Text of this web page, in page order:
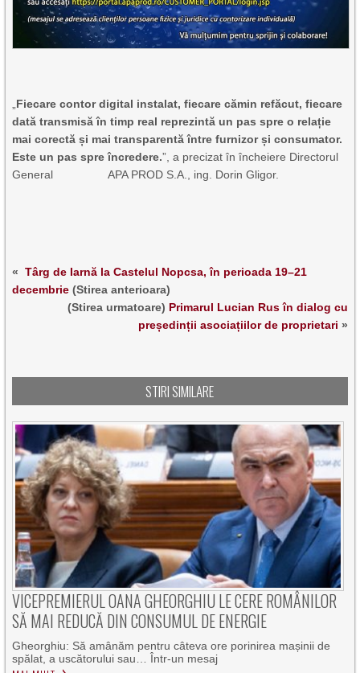
„Fiecare contor digital instalat, fiecare cămin refăcut, fiecare
dată transmisă în timp real reprezintă un pas spre o relație
mai corectă și mai transparentă între furnizor și consumator.
Este un pas spre încredere.”, a precizat în încheiere Directorul
General APA PROD S.A., ing. Dorin Gligor.
« Târg de Iarnă la Castelul Nopcsa, în perioada 19–21
decembrie (Stirea anterioara)
(Stirea urmatoare) Primarul Lucian Rus în dialog cu
președinții asociațiilor de proprietari »
STIRI SIMILARE
VICEPREMIERUL OANA GHEORGHIU LE CERE ROMÂNILOR
SĂ MAI REDUCĂ DIN CONSUMUL DE ENERGIE
Gheorghiu: Să amânăm pentru câteva ore porinirea mașinii de
spălat, a uscătorului sau… Într-un mesaj